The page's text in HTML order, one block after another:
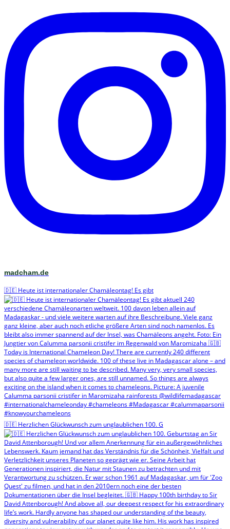
madcham.de
🇩🇪 Heute ist internationaler Chamäleontag! Es gibt
🇩🇪 Herzlichen Glückwunsch zum unglaublichen 100. G